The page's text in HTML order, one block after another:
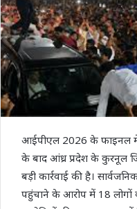
आईपीएल 2026 के फाइनल
के बाद आंध्र प्रदेश के कुरनूल
बड़ी कार्रवाई की है।
पहुंचाने के आरोप में 18 लोगों